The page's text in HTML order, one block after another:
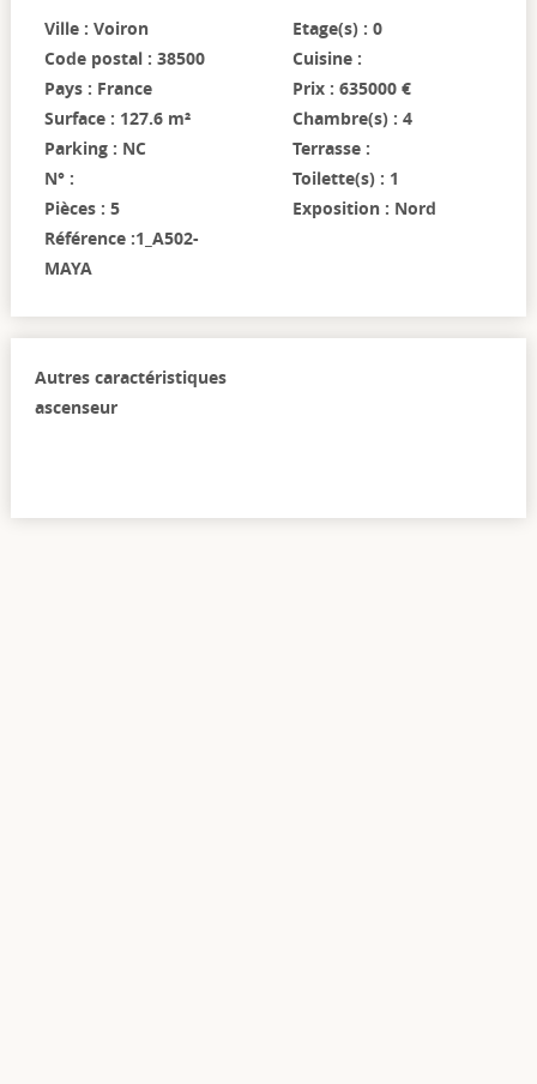
Ville : Voiron
Code postal : 38500
Pays : France
Surface : 127.6 m²
Parking : NC
N° :
Pièces : 5
Référence :1_A502-
MAYA
Etage(s) : 0
Cuisine :
Prix : 635000 €
Chambre(s) : 4
Terrasse :
Toilette(s) : 1
Exposition : Nord
Autres caractéristiques
ascenseur